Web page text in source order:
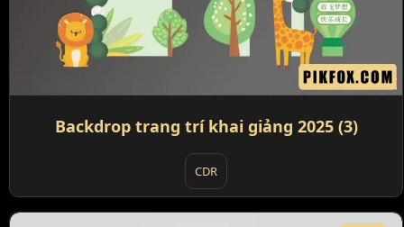
Backdrop trang trí khai giảng 2025 (3)
CDR